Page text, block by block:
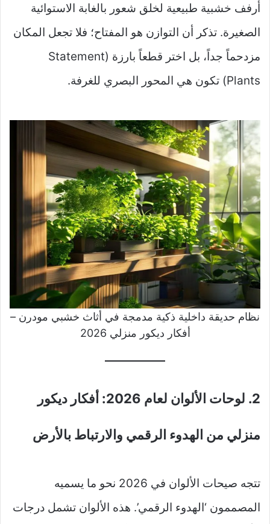
أرفف خشبية طبيعية لخلق شعور بالغابة الاستوائية
الصغيرة. تذكر أن التوازن هو المفتاح؛ فلا تجعل المكان
مزدحماً جداً، بل اختر قطعاً بارزة (Statement
Plants) تكون هي المحور البصري للغرفة.
نظام حديقة داخلية ذكية مدمجة في أثاث خشبي مودرن –
أفكار ديكور منزلي 2026
2. لوحات الألوان لعام 2026: أفكار ديكور
منزلي من الهدوء الرقمي والارتباط بالأرض
تتجه صيحات الألوان في 2026 نحو ما يسميه
المصممون ‘الهدوء الرقمي’. هذه الألوان تشمل درجات